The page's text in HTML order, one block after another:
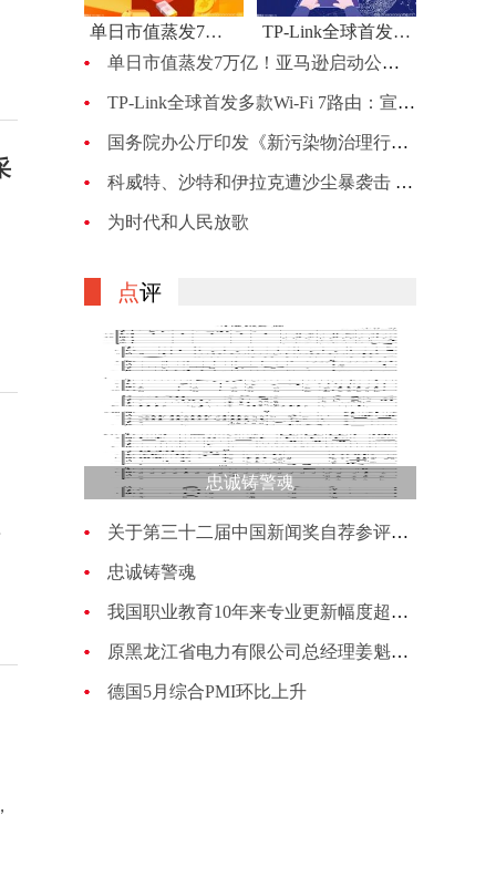
单日市值蒸发7万亿！亚马逊启动公司最大规模裁员：计划裁员约1万人
TP-Link全球首发多款Wi-Fi 7路由：宣称BE900的峰值网速可达24Gbps
单日市值蒸发7万亿！亚马逊启动公司最大规模裁员：计划裁员约1万人
TP-Link全球首发多款Wi-Fi 7路由：宣称BE900的峰值网速可达24Gbps
国务院办公厅印发《新污染物治理行动方案》
科威特、沙特和伊拉克遭沙尘暴袭击 机场、机关等关闭
为时代和人民放歌
点评
忠诚铸警魂
关于第三十二届中国新闻奖自荐参评作品的公示
忠诚铸警魂
我国职业教育10年来专业更新幅度超过70%
原黑龙江省电力有限公司总经理姜魁接受纪律审查和监察调查
德国5月综合PMI环比上升